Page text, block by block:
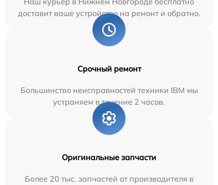
доставит ваше устройство на ремонт и обратно.
Срочный ремонт
Большинство неисправностей техники IBM мы
устраняем в течение 2 часов.
Оригинальные запчасти
Более 20 тыс. запчастей от производителя в